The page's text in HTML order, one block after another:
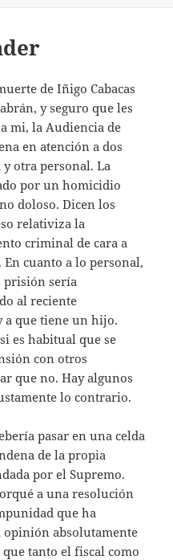
de Iñigo Cabacas
y seguro que les
mi, la Audiencia de
en atención a dos
otra personal. La
por un homicidio
doloso. Dicen los
relativiza la
criminal de cara a
cuanto a lo personal,
prisión sería
al reciente
a que tiene un hijo.
es habitual que se
con otros
que no. Hay algunos
lo contrario.
pasar en una celda
de la propia
por el Supremo.
a una resolución
que ha
opinión absolutamente
tanto el fiscal como